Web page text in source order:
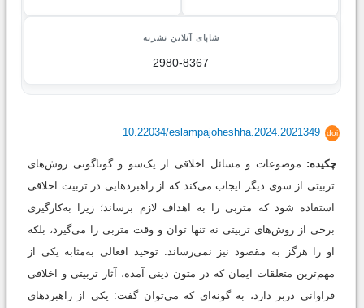
شاپای آنلاین نشریه
2980-8367
doi
10.22034/eslampajoheshha.2024.2021349
چکیده: موضوعات و مسائل اخلاقی از یک‌سو و گوناگونی روش‌های
تربیتی از سوی دیگر ایجاب می‌کند که از راهبردهایی در تربیت اخلاقی
استفاده شود که متربی را به اهداف لازم برساند؛ زیرا به‌کارگیری
برخی از روش‌های تربیتی نه تنها توان و وقت متربی را می‌گیرد، بلکه
او را هرگز به مقصود نیز نمی‌رساند. توحید افعالی به‌مثابه یکی از
مهم‌ترین متعلقات ایمان که در متون دینی آمده، آثار تربیتی و اخلاقی
فراوانی دربر دارد، به گونه‌ای که می‌‌توان گفت: یکی از راهبردهای